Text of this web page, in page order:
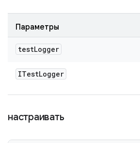
Параметры
testLogger
ITestLogger
настраивать